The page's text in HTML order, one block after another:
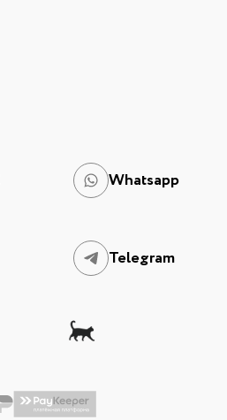
Whatsapp
Telegram